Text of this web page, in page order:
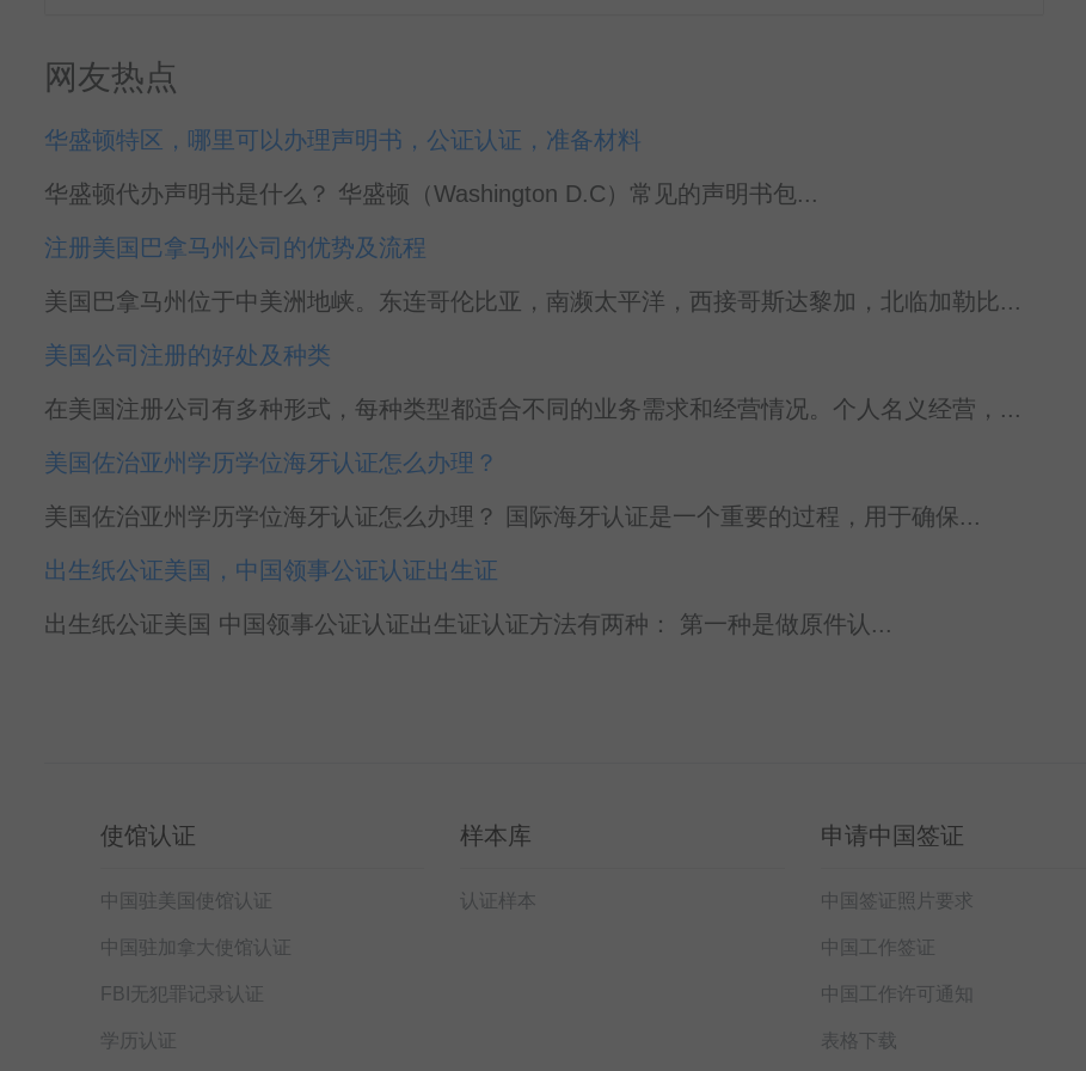
网友热点
华盛顿特区，哪里可以办理声明书，公证认证，准备材料
华盛顿代办声明书是什么？ 华盛顿（Washington D.C）常见的声明书包...
注册美国巴拿马州公司的优势及流程
美国巴拿马州位于中美洲地峡。东连哥伦比亚，南濒太平洋，西接哥斯达黎加，北临加勒比...
美国公司注册的好处及种类
在美国注册公司有多种形式，每种类型都适合不同的业务需求和经营情况。个人名义经营，...
美国佐治亚州学历学位海牙认证怎么办理？
美国佐治亚州学历学位海牙认证怎么办理？ 国际海牙认证是一个重要的过程，用于确保...
出生纸公证美国，中国领事公证认证出生证
出生纸公证美国 中国领事公证认证出生证认证方法有两种： 第一种是做原件认...
使馆认证
中国驻美国使馆认证
中国驻加拿大使馆认证
FBI无犯罪记录认证
学历认证
样本库
认证样本
申请中国签证
中国签证照片要求
中国工作签证
中国工作许可通知
表格下载